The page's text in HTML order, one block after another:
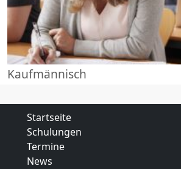
Kaufmännisch
Startseite
Schulungen
Termine
News